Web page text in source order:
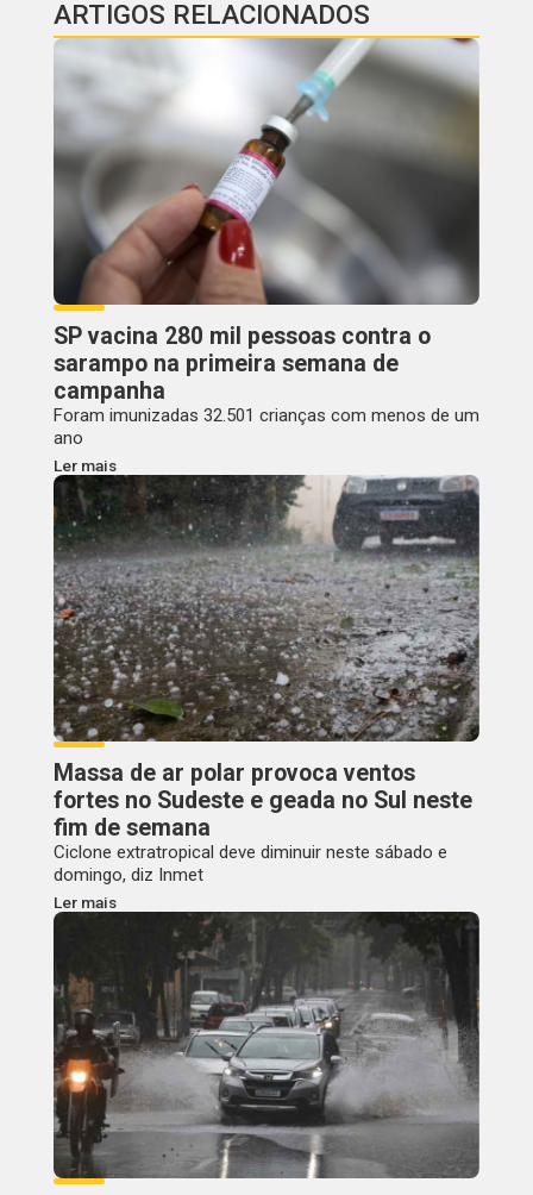
ARTIGOS RELACIONADOS
SP vacina 280 mil pessoas contra o
sarampo na primeira semana de
campanha
Foram imunizadas 32.501 crianças com menos de um
ano
Ler mais
Massa de ar polar provoca ventos
fortes no Sudeste e geada no Sul neste
fim de semana
Ciclone extratropical deve diminuir neste sábado e
domingo, diz Inmet
Ler mais